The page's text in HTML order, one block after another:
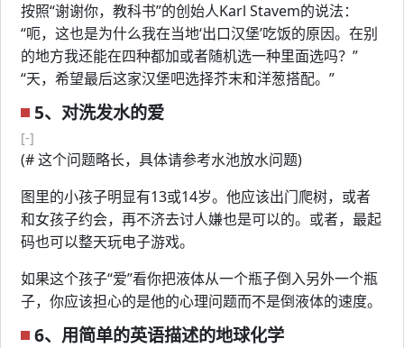
按照“谢谢你，教科书”的创始人Karl Stavem的说法：
“呃，这也是为什么我在当地‘出口汉堡’吃饭的原因。在别
的地方我还能在四种都加或者随机选一种里面选吗？”
“天，希望最后这家汉堡吧选择芥末和洋葱搭配。”
5、对洗发水的爱
[-]
(# 这个问题略长，具体请参考水池放水问题)
图里的小孩子明显有13或14岁。他应该出门爬树，或者
和女孩子约会，再不济去讨人嫌也是可以的。或者，最起
码也可以整天玩电子游戏。
如果这个孩子“爱”看你把液体从一个瓶子倒入另外一个瓶
子，你应该担心的是他的心理问题而不是倒液体的速度。
6、用简单的英语描述的地球化学